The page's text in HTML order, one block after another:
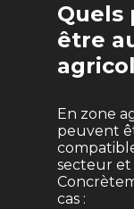
Quels
être
En zone
peuvent
secteur et
cas :